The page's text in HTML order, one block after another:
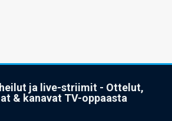
ja live-striimit - Ottelut,
& kanavat TV-oppaasta